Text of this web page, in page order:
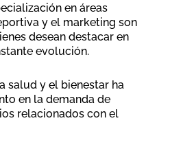
en áreas
y el marketing son
desean destacar en
evolución.
salud y el bienestar ha
en la demanda de
relacionados con el